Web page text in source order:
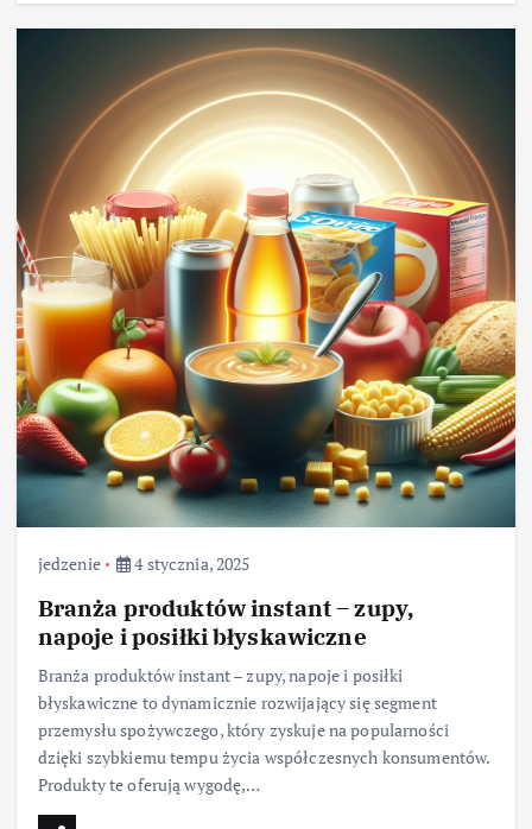
jedzenie 4 stycznia, 2025
Branża produktów instant – zupy,
napoje i posiłki błyskawiczne
Branża produktów instant – zupy, napoje i posiłki
błyskawiczne to dynamicznie rozwijający się segment
przemysłu spożywczego, który zyskuje na popularności
dzięki szybkiemu tempu życia współczesnych konsumentów.
Produkty te oferują wygodę,…